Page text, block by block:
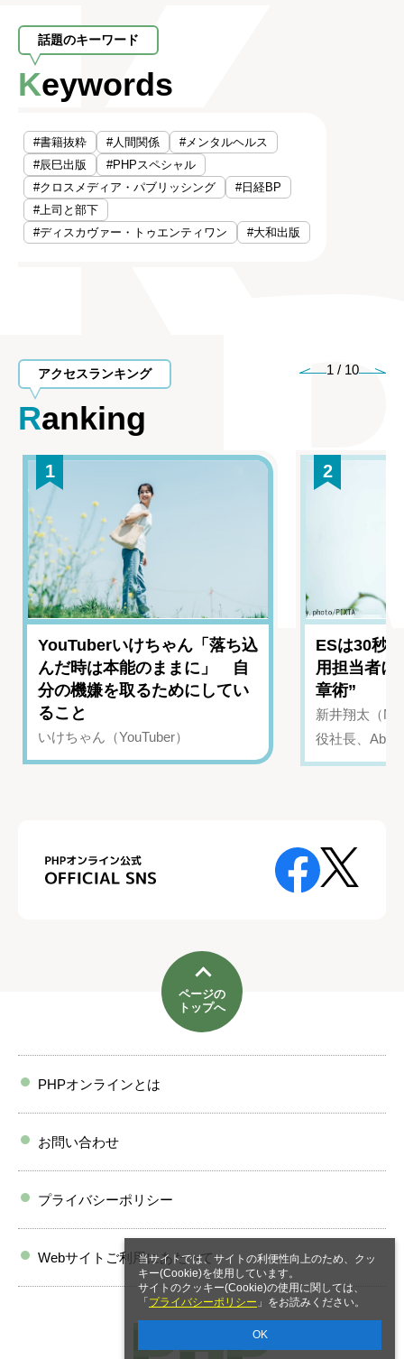
当サイトでは、サイトの利便性向上のため、クッ
キー(Cookie)を使用しています。
サイトのクッキー(Cookie)の使用に関しては、
「 プライバシーポリシー 」をお読みください。
OK
話題のキーワード
Keywords
#書籍抜粋 #人間関係
#メンタルヘルス
#辰巳出版
#PHPスペシャル
#クロスメディア・パブリッシング
#日経BP
#上司と部下
#ディスカヴァー・トゥエンティワン
#大和出版
アクセスランキング
Ranking
1 / 10
1
YouTuberいけちゃん「落ち込
んだ時は本能のままに」 自
分の機嫌を取るためにしてい
ること
いけちゃん（YouTuber）
2
ESは30秒
用担当者に
章術”
新井翔太（
役社長、
ページの
トップへ
PHPオンラインとは
お問い合わせ
プライバシーポリシー
Webサイトご利用にあたって